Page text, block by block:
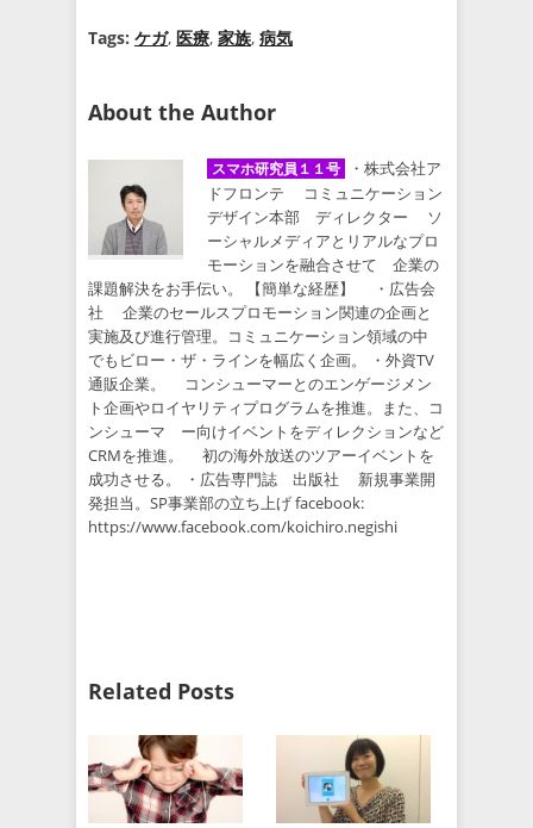
Tags: ケガ, 医療, 家族, 病気
About the Author
スマホ研究員１１号
・株式会社ア
ドフロンテ コミュニケーション
デザイン本部 ディレクター ソ
ーシャルメディアとリアルなプロ
モーションを融合させて 企業の
課題解決をお手伝い。 【簡単な経歴】 ・広告会
社 企業のセールスプロモーション関連の企画と
実施及び進行管理。コミュニケーション領域の中
でもビロー・ザ・ラインを幅広く企画。 ・外資TV
通販企業。 コンシューマーとのエンゲージメン
ト企画やロイヤリティプログラムを推進。また、コ
ンシューマ ー向けイベントをディレクションなど
CRMを推進。 初の海外放送のツアーイベントを
成功させる。 ・広告専門誌 出版社 新規事業開
発担当。SP事業部の立ち上げ facebook:
https://www.facebook.com/koichiro.negishi
Related Posts